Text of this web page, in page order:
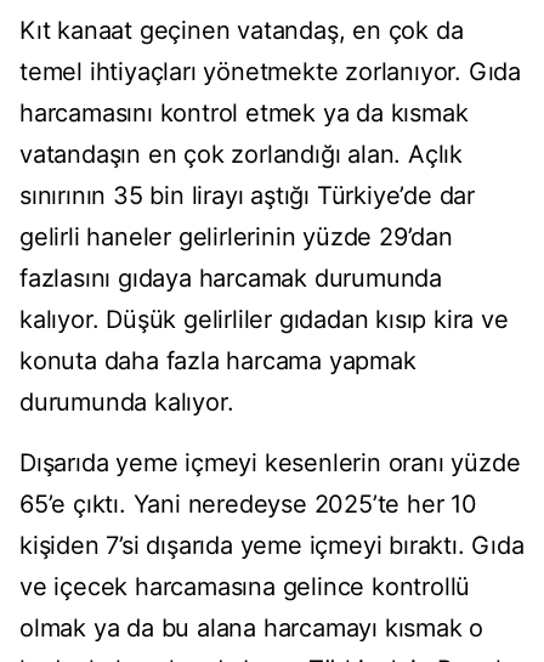
Kıt kanaat geçinen vatandaş, en çok da
temel ihtiyaçları yönetmekte zorlanıyor. Gıda
harcamasını kontrol etmek ya da kısmak
vatandaşın en çok zorlandığı alan. Açlık
sınırının 35 bin lirayı aştığı Türkiye’de dar
gelirli haneler gelirlerinin yüzde 29’dan
fazlasını gıdaya harcamak durumunda
kalıyor. Düşük gelirliler gıdadan kısıp kira ve
konuta daha fazla harcama yapmak
durumunda kalıyor.
Dışarıda yeme içmeyi kesenlerin oranı yüzde
65’e çıktı. Yani neredeyse 2025’te her 10
kişiden 7’si dışarıda yeme içmeyi bıraktı. Gıda
ve içecek harcamasına gelince kontrollü
olmak ya da bu alana harcamayı kısmak o